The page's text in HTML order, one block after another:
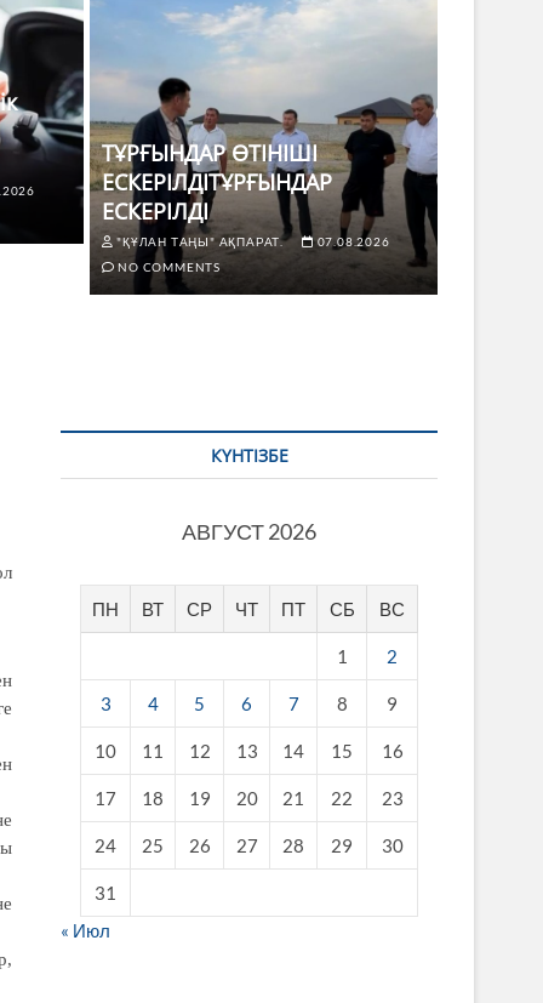
жүргізушілері үшін не
NO COMMENTS
ТҰРҒЫНДАР ӨТІНІШІ
ЕСКЕРІЛДІТҰРҒЫНДАР
ЕСКЕРІЛДІ
"ҚҰЛАН ТАҢЫ" АҚПАРАТ.
07.08.2026
NO COMMENTS
КҮНТІЗБЕ
АВГУСТ 2026
ПН ВТ СР ЧТ ПТ СБ ВС
1 2
3 4 5 6 7 8 9
10 11 12 13 14 15 16
17 18 19 20 21 22 23
24 25 26 27 28 29 30
31
« Июл